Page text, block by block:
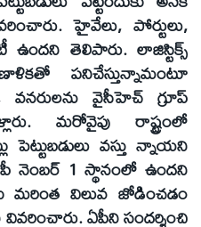
హైవేలు, పోర్టులు,
ఉందని తెలిపారు. లాజిస్టిక్స్
పనిచేస్తున్నామంటూ
వనరులను వైసీహెచ్ గ్రూప్
మరోవైపు రాష్ట్రంలో
పెట్టుబడులు వస్తు న్నాయని
నెంబర్ 1 స్థానంలో ఉందని
మరింత విలువ జోడించడం
ఏపీని సందర్శించి